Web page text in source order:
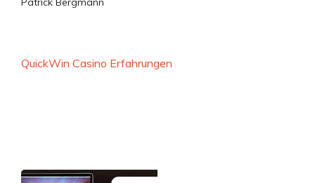
QuickWin Casino Erfahrungen